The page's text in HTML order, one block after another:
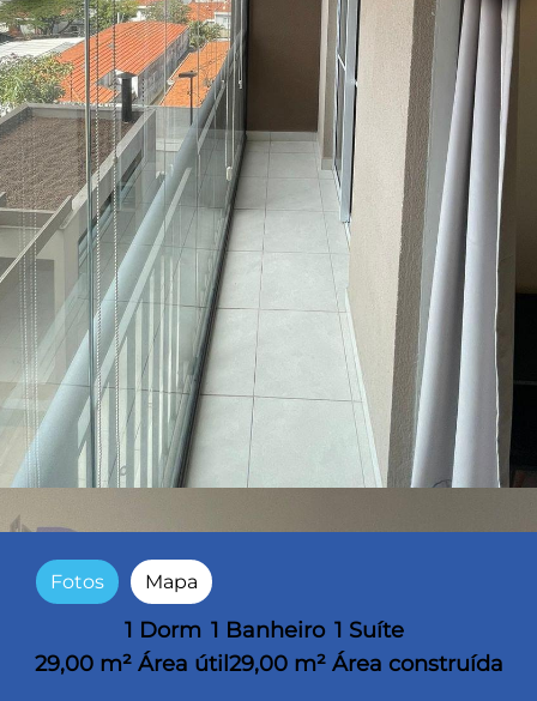
Fotos Mapa
1 Dorm 1 Banheiro 1 Suíte
29,00 m² Área útil 29,00 m² Área construída